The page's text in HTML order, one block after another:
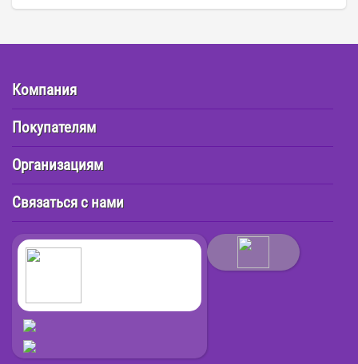
Компания
Покупателям
Организациям
Связаться с нами